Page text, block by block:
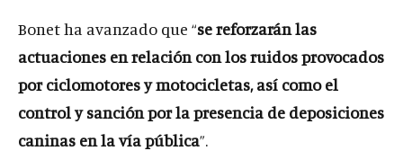
Bonet ha avanzado que “se reforzarán las
actuaciones en relación con los ruidos provocados
por ciclomotores y motocicletas, así como el
control y sanción por la presencia de deposiciones
caninas en la vía pública”.